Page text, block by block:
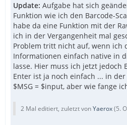
Update: Aufgabe hat sich
Funktion wie ich den Barcode-
habe da eine Funktion mit der
ich in der Vergangenheit mal
Problem tritt nicht auf, wenn ich
Informationen einfach native in
lasse. Hier muss ich jetzt jedoch
Enter ist ja noch einfach ... in
$MSG = $input, aber wie fange
2 Mal editiert, zuletzt vonYaerox(5.